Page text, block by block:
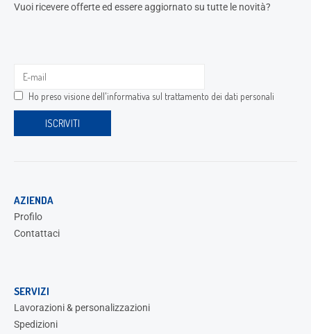
Vuoi ricevere offerte ed essere aggiornato su tutte le novità?
Ho preso visione dell'informativa sul trattamento dei dati personali
AZIENDA
Profilo
Contattaci
SERVIZI
Lavorazioni & personalizzazioni
Spedizioni